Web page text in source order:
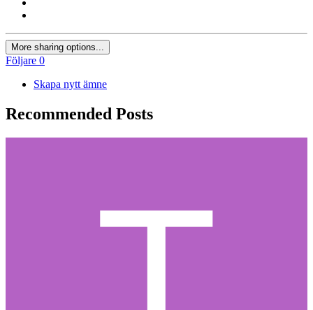
More sharing options...
Följare 0
Skapa nytt ämne
Recommended Posts